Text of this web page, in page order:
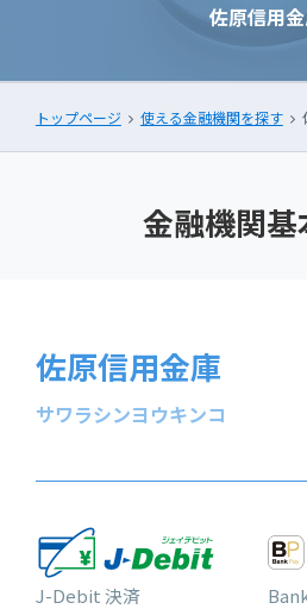
佐原信用
トップページ 使える金融機関を探す
金融機関基
佐原信用金庫
サワラシンヨウキンコ
J-Debit 決済